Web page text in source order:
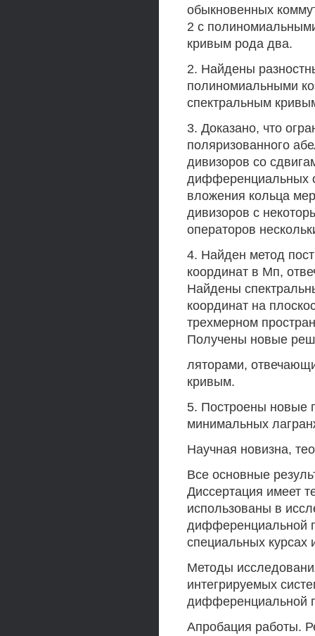
обыкновенных
2 с
кривым рода два.
2. Найдены
полиномиальными
спектральным
3. Доказано, что
поляризованного
дивизоров со
дифференциальных
вложения кольца
дивизоров с
операторов
4. Найден метод
координат в Мп,
Найдены
координат на
трехмерном
Получены новые
ляторами,
кривым.
5. Построены новые
минимальных
Научная новизна,
Все основные
Диссертация имеет
использованы в
дифференциальной
специальных курсах
Методы
интегрируемых
дифференциальной
Апробация работы.